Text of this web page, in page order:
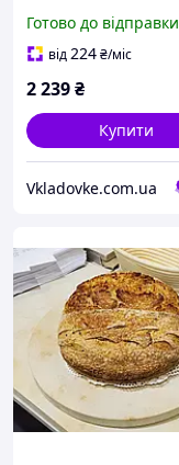
Готово до відправки
від224₴/міс
2 239₴
Купити
Vkladovke.com.ua